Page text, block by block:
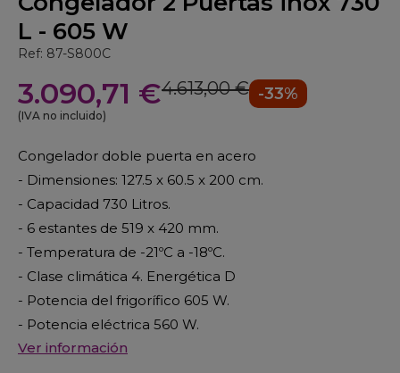
L - 605 W
Ref: 87-S800C
3.090,71 €4.613,00 € -33%
(IVA no incluido)
Congelador doble puerta en acero
- Dimensiones: 127.5 x 60.5 x 200 cm.
- Capacidad 730 Litros.
- 6 estantes de 519 x 420 mm.
- Temperatura de -21ºC a -18ºC.
- Clase climática 4. Energética D
- Potencia del frigorífico 605 W.
- Potencia eléctrica 560 W.
Ver información